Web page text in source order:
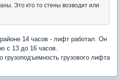
Это кто то стены возводит или
14 часов - лифт работал. Он
с 13 до 16 часов.
грузоподъемность грузового лифта